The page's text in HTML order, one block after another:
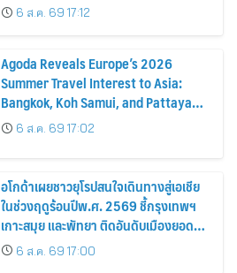
6 ส.ค. 69 17:12
Agoda Reveals Europe’s 2026
Summer Travel Interest to Asia:
Bangkok, Koh Samui, and Pattaya
Among the Top Cities
6 ส.ค. 69 17:02
อโกด้าเผยชาวยุโรปสนใจเดินทางสู่เอเชีย
ในช่วงฤดูร้อนปีพ.ศ. 2569 ชี้กรุงเทพฯ
เกาะสมุย และพัทยา ติดอันดับเมืองยอด
นิยม6 ส.ค. 69 17:00